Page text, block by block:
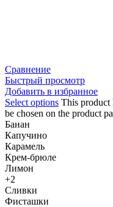
Сравнение
Быстрый просмотр
Добавить в избранное
Select options This product
be chosen on the product
Банан
Капучино
Карамель
Крем-брюле
Лимон
+2
Сливки
Фисташки